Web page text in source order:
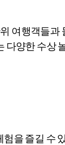
여행객들과
다양한 수상
을 즐길 수